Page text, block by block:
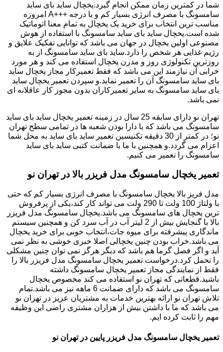
شما در کمترین زمان ممکن انجام گیرد.یخچال ساید بای ساید
سامسونگ با مصرف انرژی بسیار کم و با درجه +++A امروزه
مناسب ترین انتخاب برای خرید یک یخچال به تمام معنا اتوماتیک
شده است.یخچال ساید بای ساید سامسونگ با استفاده از هوش
مصنوعی اولین یخچال در جهان می باشد که توانایی تفکیک علایق و
رژیم غذایی هر شخص را دارد.ساید بای ساید سامسونگ از به
روزترین تکنولوژی روز و مدرن یخچال استفاده می کند و هر مورد
خرابی آن نیازمند این می باشد که فقط تعمیرکار مجاز یخچال ساید
بای ساید سامسونگ آن را تعمیر نماید.و سپردن تعمیر یخچال ساید
بای ساید سامسونگ به سایر تعمیرکاران بدون مجوز کار عاقلانه ای
نمی باشد.
تهران نو دارای سابقه 25 سال در زمینه تعمیر یخچال ساید بای ساید
سامسونگ می باشد که با دارا بودن شعبه ها در تمامی سطح تهران
نو؛ در کمتر از 30 دقیقه تکنیسین تعمیر ساید بای ساید به محل شما
اعزام می گردد.و همچنین با ما با ضمانت کتبی ساید بای ساید
سامسونگ را تعمیر می کنیم.
تعمیر یخچال سامسونگ مدل فریزر بالا در تهران نو
مدل فریز بالا یخچال سامسونگ با مصرف انرژی بسیار کم که حتی
با ولتاژ 100 ولت تا 290 ولت می تواند کار کند،یکی از پرفروش
ترین یخچال های سامسونگ می باشد.یخچال سامسونگ مدل فریزر
بالا با گنجایش بیش از 2 لیتر آب در آب سرد کن و همچنین سیستم
ماندگاری پیشرفته برای میوه جات،انتخاب خوبی برای خرید یخچال
می باشد.خراب بودن چنین یخچالی اصلا خبری خوشی به نظر نمی
آید و اگر فصل گرما هم باشد که دیگر هرگز نمی توان چنین مشکلی
را تحمل کرد.درخواست تعمیر یخچال سامسونگ مدل فریزر بالا را
فقط از نمایندگی مجاز تعمیر یخچال سامسونگ داشته
باشید.قطعاتی که تهران نو استفاده می کند مخصوص یخچال
سامسونگ می باشد که دارای ضمانت 6 ماهه نیز می باشد.تمام
تلاش تهران نو ارائه بهترین خدمات به مشتریان عزیز در تهران نو
می باشد که ما با داشتن بیش از هزاران مشتری راضی این وظیفه
مهم را ثابت کرده ایم.
تعمیر یخچال سامسونگ مدل فریزر پایین در تهران نو